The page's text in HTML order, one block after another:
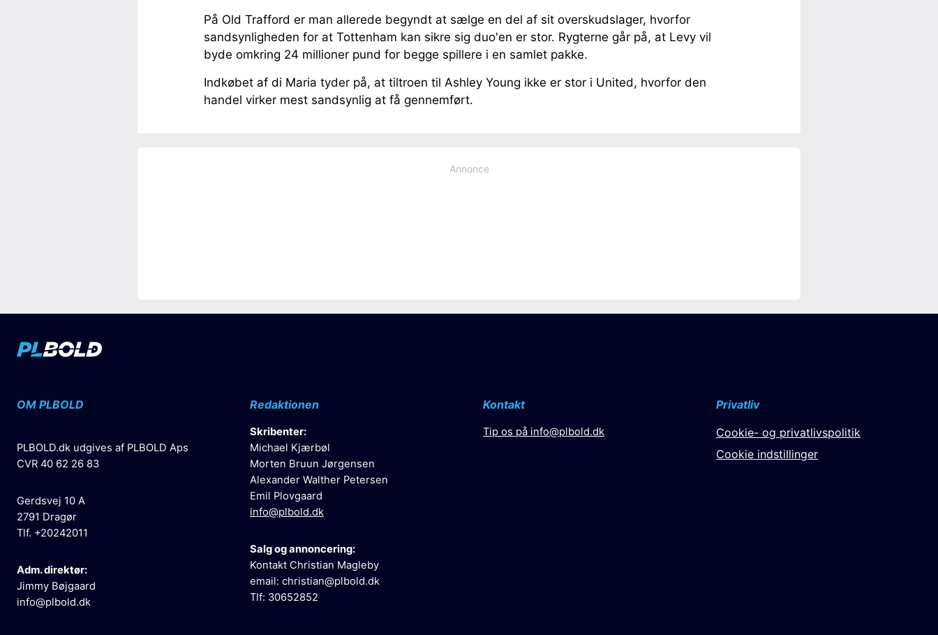
På Old Trafford er man allerede begyndt at sælge en del af sit overskudslager, hvorfor
sandsynligheden for at Tottenham kan sikre sig duo'en er stor. Rygterne går på, at Levy vil
byde omkring 24 millioner pund for begge spillere i en samlet pakke.
Indkøbet af di Maria tyder på, at tiltroen til Ashley Young ikke er stor i United, hvorfor den
handel virker mest sandsynlig at få gennemført.
Annonce
OM PLBOLD
PLBOLD.dk udgives af PLBOLD Aps
CVR 40 62 26 83
Gerdsvej 10 A
2791 Dragør
Tlf. +20242011
Adm. direktør:
Jimmy Bøjgaard
info@plbold.dk
Redaktionen
Skribenter:
Michael Kjærbøl
Morten Bruun Jørgensen
Alexander Walther Petersen
Emil Plovgaard
info@plbold.dk
Salg og annoncering:
Kontakt Christian Magleby
email: christian@plbold.dk
Tlf: 30652852
Kontakt
Tip os på info@plbold.dk
Privatliv
Cookie- og privatlivspolitik
Cookie indstillinger